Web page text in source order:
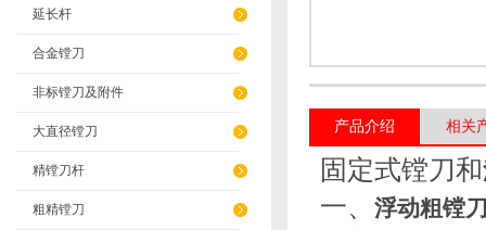
延长杆
合金镗刀
非标镗刀及附件
大直径镗刀
精镗刀杆
粗精镗刀
产品介绍 相关
固定式镗刀和
一、 浮动粗镗